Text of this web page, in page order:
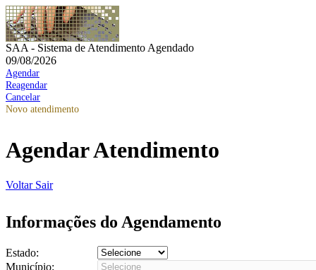
SAA - Sistema de Atendimento Agendado
09/08/2026
Agendar
Reagendar
Cancelar
Novo atendimento
Agendar Atendimento
Voltar Sair
Informações do Agendamento
Estado:
Município: